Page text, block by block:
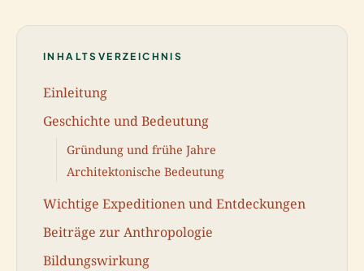
INHALTSVERZEICHNIS
Einleitung
Geschichte und Bedeutung
Gründung und frühe Jahre
Architektonische Bedeutung
Wichtige Expeditionen und Entdeckungen
Beiträge zur Anthropologie
Bildungswirkung